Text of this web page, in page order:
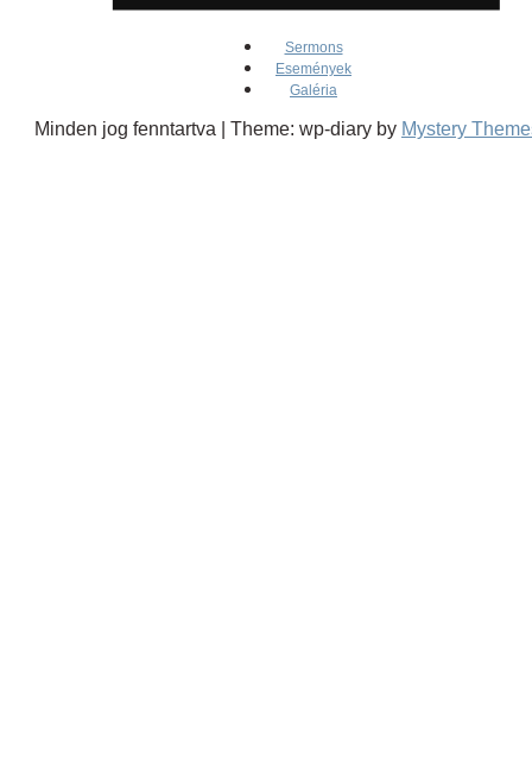
Sermons
Események
Galéria
Minden jog fenntartva Theme: wp-diary by Mystery